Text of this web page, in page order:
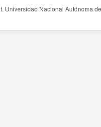
Universidad Nacional Autónoma